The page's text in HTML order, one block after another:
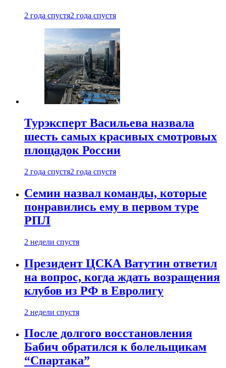
2 года спустя2 года спустя
Турэксперт Васильева назвала
шесть самых красивых смотровых
площадок России
2 года спустя2 года спустя
Семин назвал команды, которые
понравились ему в первом туре
РПЛ
2 недели спустя
Президент ЦСКА Ватутин ответил
на вопрос, когда ждать возращения
клубов из РФ в Евролигу
2 недели спустя
После долгого восстановления
Бабич обратился к болельщикам
“Спартака”